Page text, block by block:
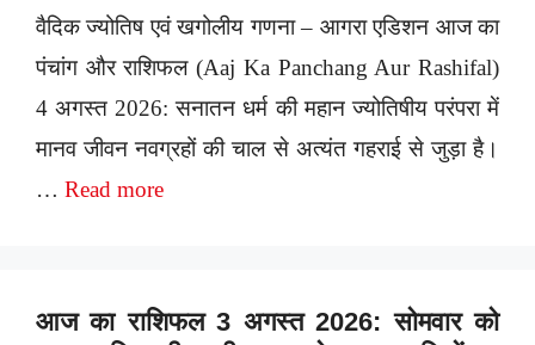
वैदिक ज्योतिष एवं खगोलीय गणना – आगरा एडिशन आज का
पंचांग और राशिफल (Aaj Ka Panchang Aur Rashifal)
4 अगस्त 2026: सनातन धर्म की महान ज्योतिषीय परंपरा में
मानव जीवन नवग्रहों की चाल से अत्यंत गहराई से जुड़ा है।
… Read more
आज का राशिफल 3 अगस्त 2026: सोमवार को